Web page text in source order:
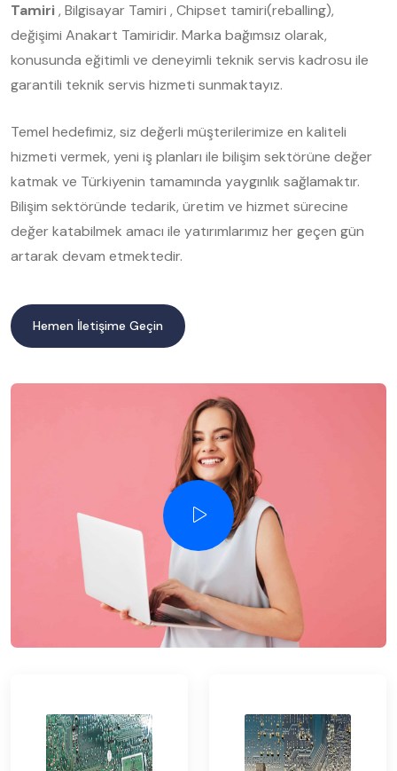
Tamiri, Bilgisayar Tamiri , Chipset tamiri(reballing),
değişimi Anakart Tamiridir. Marka bağımsız olarak,
konusunda eğitimli ve deneyimli teknik servis kadrosu ile
garantili teknik servis hizmeti sunmaktayız.
Temel hedefimiz, siz değerli müşterilerimize en kaliteli
hizmeti vermek, yeni iş planları ile bilişim sektörüne değer
katmak ve Türkiyenin tamamında yaygınlık sağlamaktır.
Bilişim sektöründe tedarik, üretim ve hizmet sürecine
değer katabilmek amacı ile yatırımlarımız her geçen gün
artarak devam etmektedir.
Hemen İletişime Geçin